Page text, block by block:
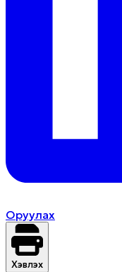
Оруулах
Хэвлэх